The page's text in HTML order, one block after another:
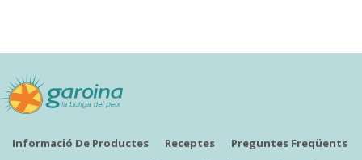
Informació De Productes Receptes
Preguntes Freqüents